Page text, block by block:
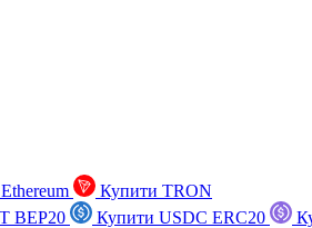
Купити TRON
BEP20 Купити USDC ERC20